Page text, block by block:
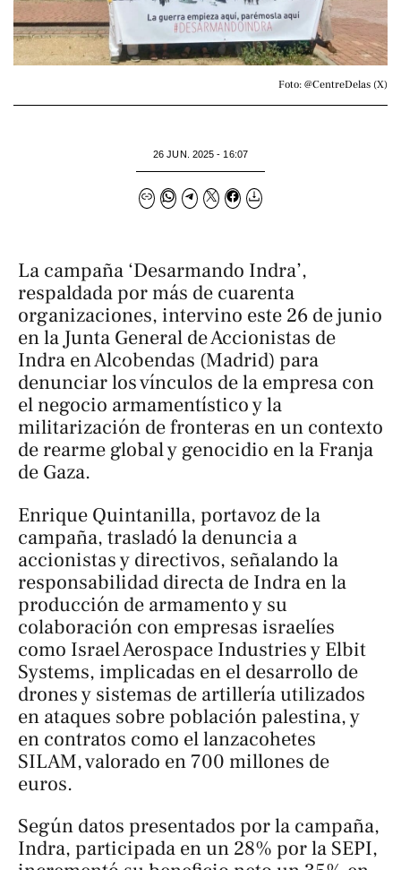
Foto: @CentreDelas (X)
26 JUN. 2025 - 16:07
La campaña ‘Desarmando Indra’,
respaldada por más de cuarenta
organizaciones, intervino este 26 de junio
en la Junta General de Accionistas de
Indra en Alcobendas (Madrid) para
denunciar los vínculos de la empresa con
el negocio armamentístico y la
militarización de fronteras en un contexto
de rearme global y genocidio en la Franja
de Gaza.
Enrique Quintanilla, portavoz de la
campaña, trasladó la denuncia a
accionistas y directivos, señalando la
responsabilidad directa de Indra en la
producción de armamento y su
colaboración con empresas israelíes
como Israel Aerospace Industries y Elbit
Systems, implicadas en el desarrollo de
drones y sistemas de artillería utilizados
en ataques sobre población palestina, y
en contratos como el lanzacohetes
SILAM, valorado en 700 millones de
euros.
Según datos presentados por la campaña,
Indra, participada en un 28% por la SEPI,